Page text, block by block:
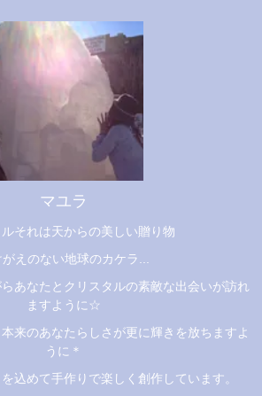
マユラ
それは天からの美しい贈り物
えのない地球のカケラ...
あなたとクリスタルの素敵な出会いが訪れ
ますように☆
来のあなたらしさが更に輝きを放ちますよ
うに＊
込めて手作りで楽しく創作しています。